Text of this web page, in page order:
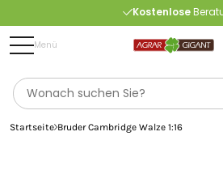
Kostenlose
ab 175 € (in DE) –
Menü
Startseite Bruder Cambridge Walze 1:16